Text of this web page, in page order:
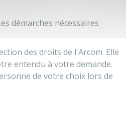
démarches nécessaires
des droits de l'Arcom. Elle
entendu à votre demande.
de votre choix lors de